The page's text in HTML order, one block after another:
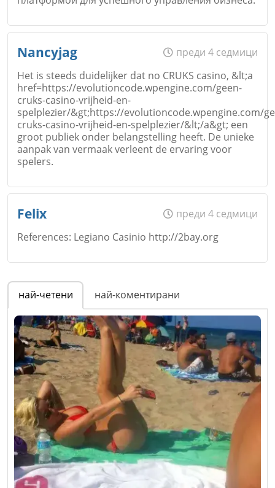
Откажи
Email
Откажи
Nancyjag
преди 4 седмици
Het is steeds duidelijker dat no CRUKS casino, &lt;a
href=https://evolutioncode.wpengine.com/geen-
cruks-casino-vrijheid-en-
spelplezier/&gt;https://evolutioncode.wpengine.com/
cruks-casino-vrijheid-en-spelplezier/&lt;/a&gt; een
groot publiek onder belangstelling heeft. De unieke
aanpak van vermaak verleent de ervaring voor
spelers.
Коментар*
Откажи
Felix
преди 4 седмици
References: Legiano Casinio http://2bay.org
Име*
Email
Коментар*
най-четени най-коментирани